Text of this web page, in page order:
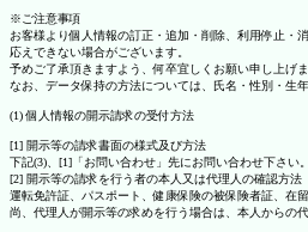
※ご注意事項
お客様より個人情報の訂正・追加・削除、利用停止・
応えできない場合がございます。
予めご了承頂きますよう、何卒宜しくお願い申し上げま
なお、データ保持の方法については、氏名・性別・生
(1) 個人情報の開示請求の受付方法
[1] 開示等の請求書面の様式及び方法
下記(3)、[1]「お問い合わせ」先にお問い合わせ下さい。
[2] 開示等の請求を行う者の本人又は代理人の確認方法
運転免許証、パスポート、健康保険の被保険者証、在
尚、代理人が開示等の求めを行う場合は、本人からの